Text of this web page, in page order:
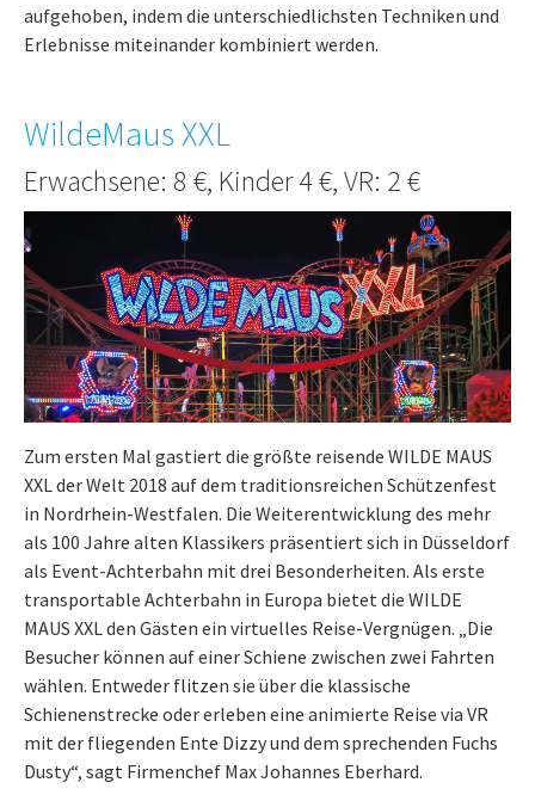
aufgehoben, indem die unterschiedlichsten Techniken und
Erlebnisse miteinander kombiniert werden.
WildeMaus XXL
Erwachsene: 8 €, Kinder 4 €, VR: 2 €
Zum ersten Mal gastiert die größte reisende WILDE MAUS
XXL der Welt 2018 auf dem traditionsreichen Schützenfest
in Nordrhein-Westfalen. Die Weiterentwicklung des mehr
als 100 Jahre alten Klassikers präsentiert sich in Düsseldorf
als Event-Achterbahn mit drei Besonderheiten. Als erste
transportable Achterbahn in Europa bietet die WILDE
MAUS XXL den Gästen ein virtuelles Reise-Vergnügen. „Die
Besucher können auf einer Schiene zwischen zwei Fahrten
wählen. Entweder flitzen sie über die klassische
Schienenstrecke oder erleben eine animierte Reise via VR
mit der fliegenden Ente Dizzy und dem sprechenden Fuchs
Dusty“, sagt Firmenchef Max Johannes Eberhard.